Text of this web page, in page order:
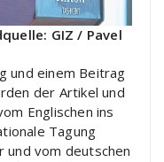
GIZ / Pavel
und einem Beitrag
der Artikel und
Englischen ins
Tagung
und vom deutschen